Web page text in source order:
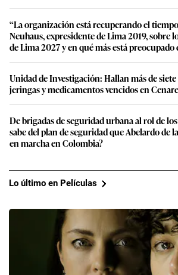
“La organización está recuperando el
Neuhaus, expresidente de Lima 2019, sobre
de Lima 2027 y en qué más está
Unidad de Investigación: Hallan más de
jeringas y medicamentos vencidos en
De brigadas de seguridad urbana al rol de
sabe del plan de seguridad que Abelardo de
en marcha en Colombia?
Lo último en Películas